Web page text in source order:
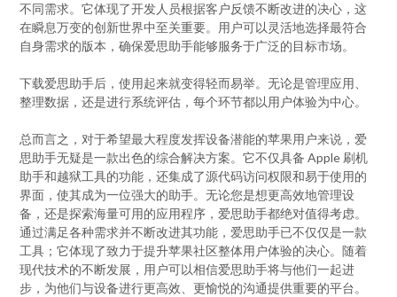
不同需求。它体现了开发人员根据客户反馈不断改进的决心，这
在瞬息万变的创新世界中至关重要。用户可以灵活地选择最符合
自身需求的版本，确保爱思助手能够服务于广泛的目标市场。
下载爱思助手后，使用起来就变得轻而易举。无论是管理应用、
整理数据，还是进行系统评估，每个环节都以用户体验为中心。
总而言之，对于希望最大程度发挥设备潜能的苹果用户来说，爱
思助手无疑是一款出色的综合解决方案。它不仅具备 Apple 刷机
助手和越狱工具的功能，还集成了源代码访问权限和易于使用的
界面，使其成为一位强大的助手。无论您是想更高效地管理设
备，还是探索海量可用的应用程序，爱思助手都绝对值得考虑。
通过满足各种需求并不断改进其功能，爱思助手已不仅仅是一款
工具；它体现了致力于提升苹果社区整体用户体验的决心。随着
现代技术的不断发展，用户可以相信爱思助手将与他们一起进
步，为他们与设备进行更高效、更愉悦的沟通提供重要的平台。